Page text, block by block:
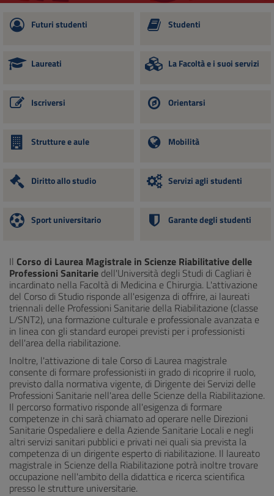
Futuri studenti Studenti
Laureati La Facoltà e i suoi servizi
Iscriversi Orientarsi
Strutture e aule Mobilità
Diritto allo studio Servizi agli studenti
Sport universitario Garante degli studenti
Il Corso di Laurea Magistrale in Scienze Riabilitative delle
Professioni Sanitarie dell'Università degli Studi di Cagliari è
incardinato nella Facoltà di Medicina e Chirurgia. L'attivazione
del Corso di Studio risponde all'esigenza di offrire, ai laureati
triennali delle Professioni Sanitarie della Riabilitazione (classe
L/SNT2), una formazione culturale e professionale avanzata e
in linea con gli standard europei previsti per i professionisti
dell'area della riabilitazione.
Inoltre, l'attivazione di tale Corso di Laurea magistrale
consente di formare professionisti in grado di ricoprire il ruolo,
previsto dalla normativa vigente, di Dirigente dei Servizi delle
Professioni Sanitarie nell'area delle Scienze della Riabilitazione.
Il percorso formativo risponde all'esigenza di formare
competenze in chi sarà chiamato ad operare nelle Direzioni
Sanitarie Ospedaliere e della Aziende Sanitarie Locali e negli
altri servizi sanitari pubblici e privati nei quali sia prevista la
competenza di un dirigente esperto di riabilitazione. Il laureato
magistrale in Scienze della Riabilitazione potrà inoltre trovare
occupazione nell'ambito della didattica e ricerca scientifica
presso le strutture universitarie.